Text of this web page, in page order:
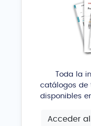
Toda la
catálogos de
disponibles
Acceder